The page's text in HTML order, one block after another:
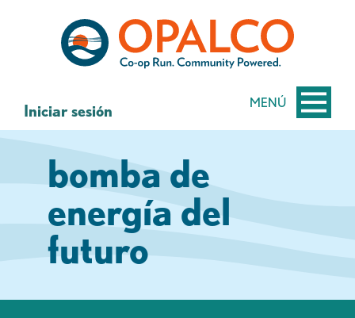
contenido
MENÚ
Iniciar sesión
bomba de
energía del
futuro